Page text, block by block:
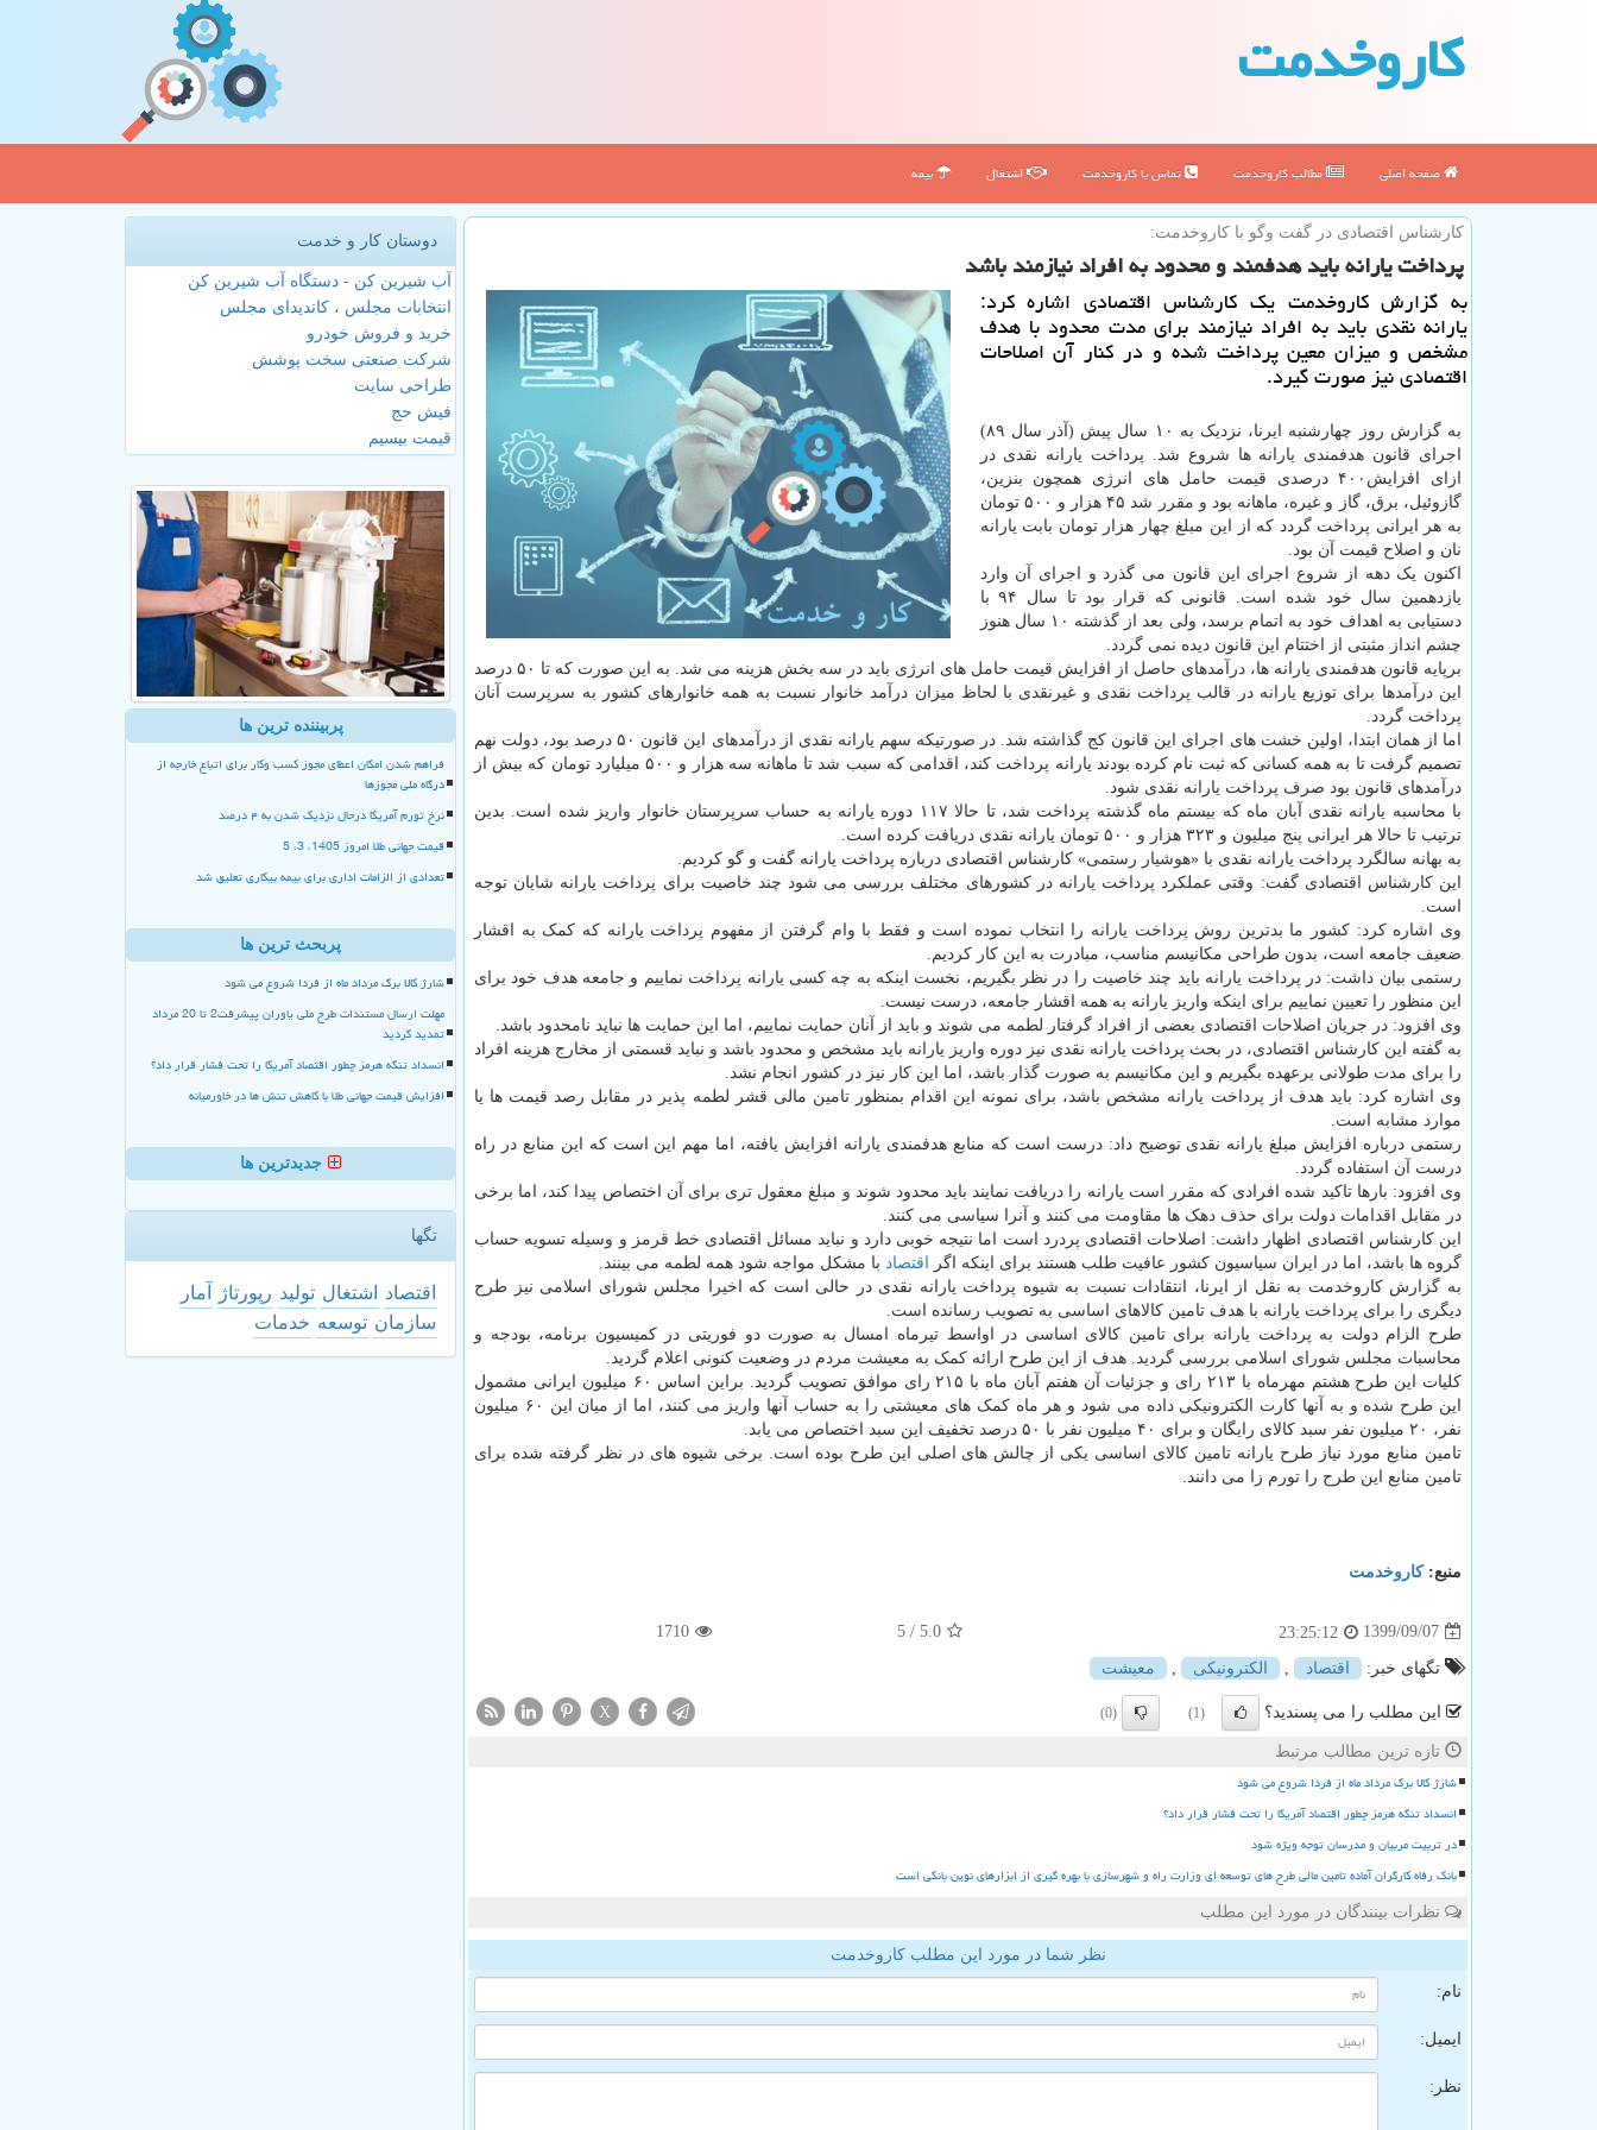
كاروخدمت
صفحه اصلی مطالب كاروخدمت تماس با كاروخدمت اشتغال بیمه
كارشناس اقتصادی در گفت وگو با كاروخدمت:
پرداخت یارانه باید هدفمند و محدود به افراد نیازمند باشد
به گزارش كاروخدمت یك كارشناس اقتصادی اشاره كرد:
یارانه نقدی باید به افراد نیازمند برای مدت محدود با هدف
مشخص و میزان معین پرداخت شده و در كنار آن اصلاحات
اقتصادی نیز صورت گیرد.
به گزارش روز چهارشنبه ایرنا، نزدیک به ۱۰ سال پیش (آذر سال ۸۹)
اجرای قانون هدفمندی یارانه ها شروع شد. پرداخت یارانه نقدی در
ازای افزایش۴۰۰ درصدی قیمت حامل های انرژی همچون بنزین،
گازوئیل، برق، گاز و غیره، ماهانه بود و مقرر شد ۴۵ هزار و ۵۰۰ تومان
به هر ایرانی پرداخت گردد که از این مبلغ چهار هزار تومان بابت یارانه
نان و اصلاح قیمت آن بود.
اکنون یک دهه از شروع اجرای این قانون می گذرد و اجرای آن وارد
یازدهمین سال خود شده است. قانونی که قرار بود تا سال ۹۴ با
دستیابی به اهداف خود به اتمام برسد، ولی بعد از گذشته ۱۰ سال هنوز
چشم انداز مثبتی از اختتام این قانون دیده نمی گردد.
برپایه قانون هدفمندی یارانه ها، درآمدهای حاصل از افزایش قیمت حامل های انرژی باید در سه بخش هزینه می شد. به این صورت که تا ۵۰ درصد
این درآمدها برای توزیع یارانه در قالب پرداخت نقدی و غیرنقدی با لحاظ میزان درآمد خانوار نسبت به همه خانوارهای کشور به سرپرست آنان
پرداخت گردد.
اما از همان ابتدا، اولین خشت های اجرای این قانون کج گذاشته شد. در صورتیکه سهم یارانه نقدی از درآمدهای این قانون ۵۰ درصد بود، دولت نهم
تصمیم گرفت تا به همه کسانی که ثبت نام کرده بودند یارانه پرداخت کند، اقدامی که سبب شد تا ماهانه سه هزار و ۵۰۰ میلیارد تومان که بیش از
درآمدهای قانون بود صرف پرداخت یارانه نقدی شود.
با محاسبه یارانه نقدی آبان ماه که بیستم ماه گذشته پرداخت شد، تا حالا ۱۱۷ دوره یارانه به حساب سرپرستان خانوار واریز شده است. بدین
ترتیب تا حالا هر ایرانی پنج میلیون و ۳۲۳ هزار و ۵۰۰ تومان یارانه نقدی دریافت کرده است.
به بهانه سالگرد پرداخت یارانه نقدی با «هوشیار رستمی» کارشناس اقتصادی درباره پرداخت یارانه گفت و گو کردیم.
این کارشناس اقتصادی گفت: وقتی عملکرد پرداخت یارانه در کشورهای مختلف بررسی می شود چند خاصیت برای پرداخت یارانه شایان توجه
است.
وی اشاره کرد: کشور ما بدترین روش پرداخت یارانه را انتخاب نموده است و فقط با وام گرفتن از مفهوم پرداخت یارانه که کمک به اقشار
ضعیف جامعه است، بدون طراحی مکانیسم مناسب، مبادرت به این کار کردیم.
رستمی بیان داشت: در پرداخت یارانه باید چند خاصیت را در نظر بگیریم، نخست اینکه به چه کسی یارانه پرداخت نماییم و جامعه هدف خود برای
این منظور را تعیین نماییم برای اینکه واریز یارانه به همه اقشار جامعه، درست نیست.
وی افزود: در جریان اصلاحات اقتصادی بعضی از افراد گرفتار لطمه می شوند و باید از آنان حمایت نماییم، اما این حمایت ها نباید نامحدود باشد.
به گفته این کارشناس اقتصادی، در بحث پرداخت یارانه نقدی نیز دوره واریز یارانه باید مشخص و محدود باشد و نباید قسمتی از مخارج هزینه افراد
را برای مدت طولانی برعهده بگیریم و این مکانیسم به صورت گذار باشد، اما این کار نیز در کشور انجام نشد.
وی اشاره کرد: باید هدف از پرداخت یارانه مشخص باشد، برای نمونه این اقدام بمنظور تامین مالی قشر لطمه پذیر در مقابل رصد قیمت ها یا
موارد مشابه است.
رستمی درباره افزایش مبلغ یارانه نقدی توضیح داد: درست است که منابع هدفمندی یارانه افزایش یافته، اما مهم این است که این منابع در راه
درست آن استفاده گردد.
وی افزود: بارها تاکید شده افرادی که مقرر است یارانه را دریافت نمایند باید محدود شوند و مبلغ معقول تری برای آن اختصاص پیدا کند، اما برخی
در مقابل اقدامات دولت برای حذف دهک ها مقاومت می کنند و آنرا سیاسی می کنند.
این کارشناس اقتصادی اظهار داشت: اصلاحات اقتصادی پردرد است اما نتیجه خوبی دارد و نباید مسائل اقتصادی خط قرمز و وسیله تسویه حساب
گروه ها باشد، اما در ایران سیاسیون کشور عافیت طلب هستند برای اینکه اگر
اقتصاد با مشکل مواجه شود همه لطمه می بینند.
به گزارش کاروخدمت به نقل از ایرنا، انتقادات نسبت به شیوه پرداخت یارانه نقدی در حالی است که اخیرا مجلس شورای اسلامی نیز طرح
دیگری را برای پرداخت یارانه با هدف تامین کالاهای اساسی به تصویب رسانده است.
طرح الزام دولت به پرداخت یارانه برای تامین کالای اساسی در اواسط تیرماه امسال به صورت دو فوریتی در کمیسیون برنامه، بودجه و
محاسبات مجلس شورای اسلامی بررسی گردید. هدف از این طرح ارائه کمک به معیشت مردم در وضعیت کنونی اعلام گردید.
کلیات این طرح هشتم مهرماه با ۲۱۳ رای و جزئیات آن هفتم آبان ماه با ۲۱۵ رای موافق تصویب گردید. براین اساس ۶۰ میلیون ایرانی مشمول
این طرح شده و به آنها کارت الکترونیکی داده می شود و هر ماه کمک های معیشتی را به حساب آنها واریز می کنند، اما از میان این ۶۰ میلیون
نفر، ۲۰ میلیون نفر سبد کالای رایگان و برای ۴۰ میلیون نفر با ۵۰ درصد تخفیف این سبد اختصاص می یابد.
تامین منابع مورد نیاز طرح یارانه تامین کالای اساسی یکی از چالش های اصلی این طرح بوده است. برخی شیوه های در نظر گرفته شده برای
تامین منابع این طرح را تورم زا می دانند.
منبع:كاروخدمت
1399/09/07
23:25:12
5.0
/ 5
1710
تگهای خبر: اقتصاد الكترونیكی معیشت
این مطلب را می پسندید؟ (1)
(0)
X
تازه ترین مطالب مرتبط
شارژ کالا برگ مرداد ماه از فردا شروع می شود
انسداد تنگه هرمز چطور اقتصاد آمریکا را تحت فشار قرار داد؟
در تربیت مربیان و مدرسان توجه ویژه شود
بانک رفاه کارگران آماده تامین مالی طرح های توسعه ای وزارت راه و شهرسازی با بهره گیری از ابزارهای نوین بانکی است
نظرات بینندگان در مورد این مطلب
نظر شما در مورد این مطلب کاروخدمت
نام:
ایمیل:
نظر:
دوستان کار و خدمت
آب شیرین کن - دستگاه آب شیرین کن
انتخابات مجلس ، کاندیدای مجلس
خرید و فروش خودرو
شرکت صنعتی سخت پوشش
طراحی سایت
فیش حج
قیمت بیسیم
پربیننده ترین ها
فراهم شدن امکان اعطای مجوز کسب وکار برای اتباع خارجه از
درگاه ملی مجوزها
نرخ تورم آمریکا درحال نزدیک شدن به ۴ درصد
قیمت جهانی طلا امروز 1405، 3، 5
تعدادی از الزامات اداری برای بیمه بیکاری تعلیق شد
پربحث ترین ها
شارژ کالا برگ مرداد ماه از فردا شروع می شود
مهلت ارسال مستندات طرح ملی یاوران پیشرفت2 تا 20 مرداد
تمدید گردید
انسداد تنگه هرمز چطور اقتصاد آمریکا را تحت فشار قرار داد؟
افزایش قیمت جهانی طلا با کاهش تنش ها در خاورمیانه
جدیدترین ها
تگها
اقتصاد اشتغال تولید رپورتاژ
آمار
سازمان توسعه خدمات